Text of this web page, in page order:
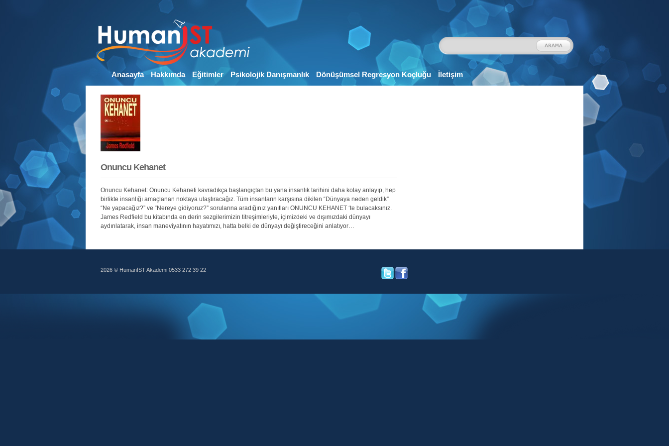
Anasayfa Hakkımda Eğitimler Psikolojik Danışmanlık Dönüşümsel Regresyon Koçluğu İletişim
Onuncu Kehanet
Onuncu Kehanet: Onuncu Kehaneti kavradıkça başlangıçtan bu yana insanlık tarihini daha kolay anlayıp, hep
birlikte insanlığı amaçlanan noktaya ulaştıracağız. Tüm insanların karşısına dikilen “Dünyaya neden geldik”
“Ne yapacağız?” ve “Nereye gidiyoruz?” sorularına aradığınız yanıtları ONUNCU KEHANET ‘te bulacaksınız.
James Redfield bu kitabında en derin sezgilerimizin titreşimleriyle, içimizdeki ve dışımızdaki dünyayı
aydınlatarak, insan maneviyatının hayatımızı, hatta belki de dünyayı değiştireceğini anlatıyor…
2026 © HumanİST Akademi 0533 272 39 22